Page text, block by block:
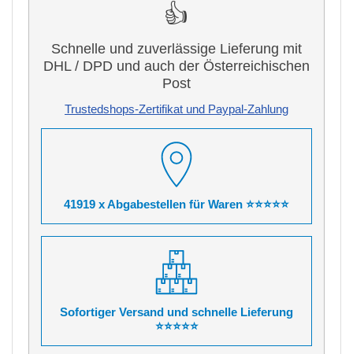
👍
Schnelle und zuverlässige Lieferung mit
DHL / DPD und auch der Österreichischen
Post
Trustedshops-Zertifikat und Paypal-Zahlung
41919 x Abgabestellen für Waren ⭐⭐⭐⭐⭐
Sofortiger Versand und schnelle Lieferung
⭐⭐⭐⭐⭐